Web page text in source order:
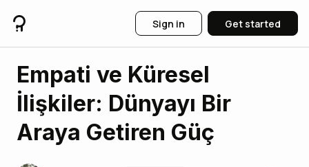
Sign in Get started
Empati ve Küresel
İlişkiler: Dünyayı Bir
Araya Getiren Güç